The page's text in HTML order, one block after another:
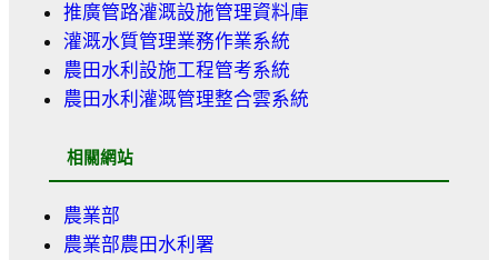
推廣管路灌溉設施管理資料庫
灌溉水質管理業務作業系統
農田水利設施工程管考系統
農田水利灌溉管理整合雲系統
相關網站
農業部
農業部農田水利署